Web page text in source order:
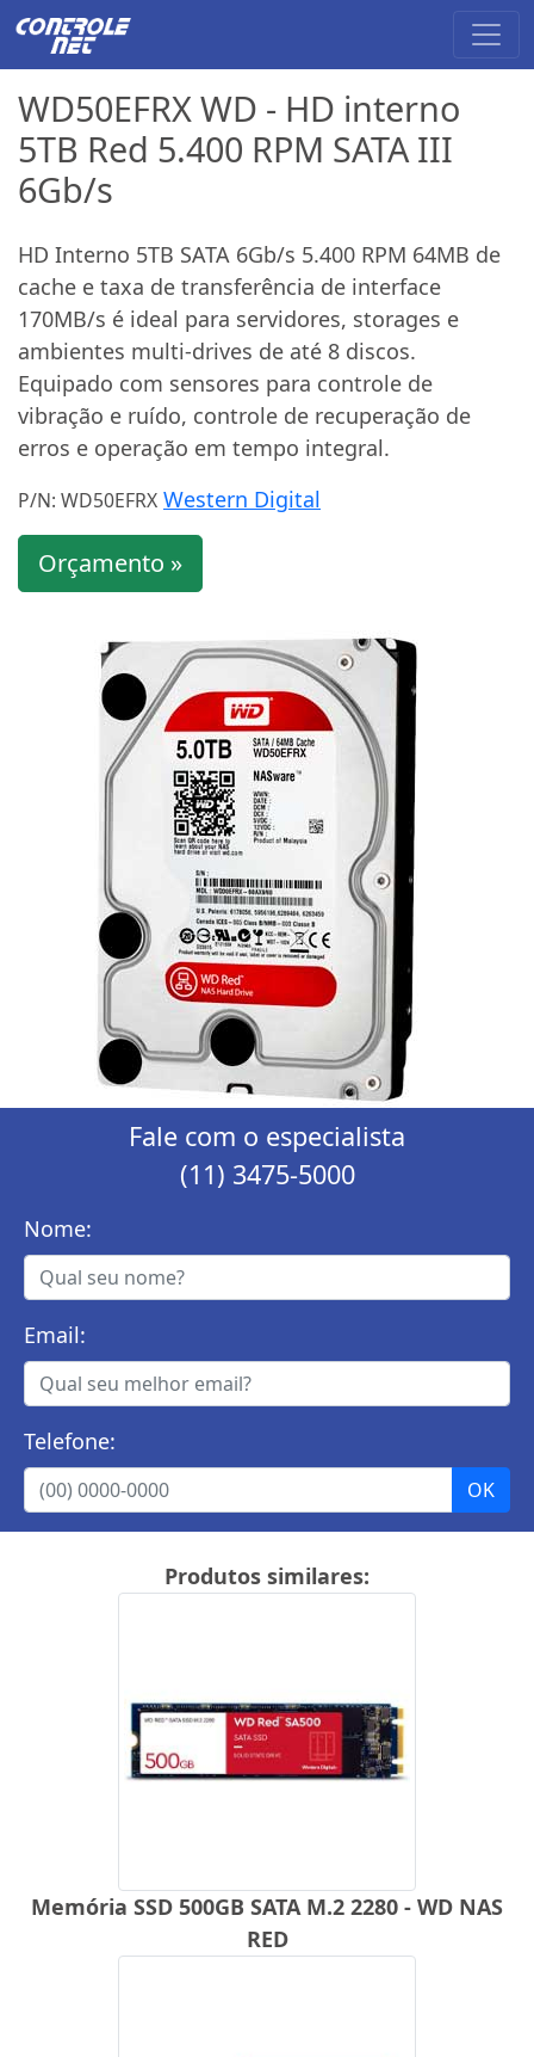
WD50EFRX WD - HD interno
5TB Red 5.400 RPM SATA III
6Gb/s
HD Interno 5TB SATA 6Gb/s 5.400 RPM 64MB de
cache e taxa de transferência de interface
170MB/s é ideal para servidores, storages e
ambientes multi-drives de até 8 discos.
Equipado com sensores para controle de
vibração e ruído, controle de recuperação de
erros e operação em tempo integral.
P/N: WD50EFRX Western Digital
Orçamento »
Fale com o especialista
(11) 3475-5000
Nome:
Email:
Telefone:
Produtos similares:
Memória SSD 500GB SATA M.2 2280 - WD NAS
RED